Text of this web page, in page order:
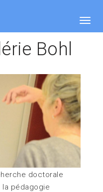
Bohl
doctorale
pédagogie